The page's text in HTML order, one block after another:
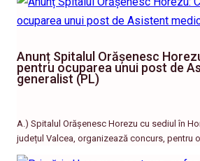
Anunț Spitalul Orășenesc
pentru ocuparea unui post de
generalist (PL)
A.) Spitalul Orășenesc Horezu cu sediul în
județul Valcea, organizează concurs, pentru